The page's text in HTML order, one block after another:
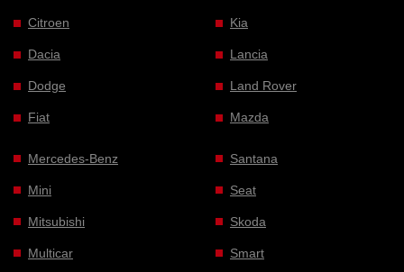
Citroen
Dacia
Dodge
Fiat
Kia
Lancia
Land Rover
Mazda
Mercedes-Benz
Mini
Mitsubishi
Multicar
Santana
Seat
Skoda
Smart